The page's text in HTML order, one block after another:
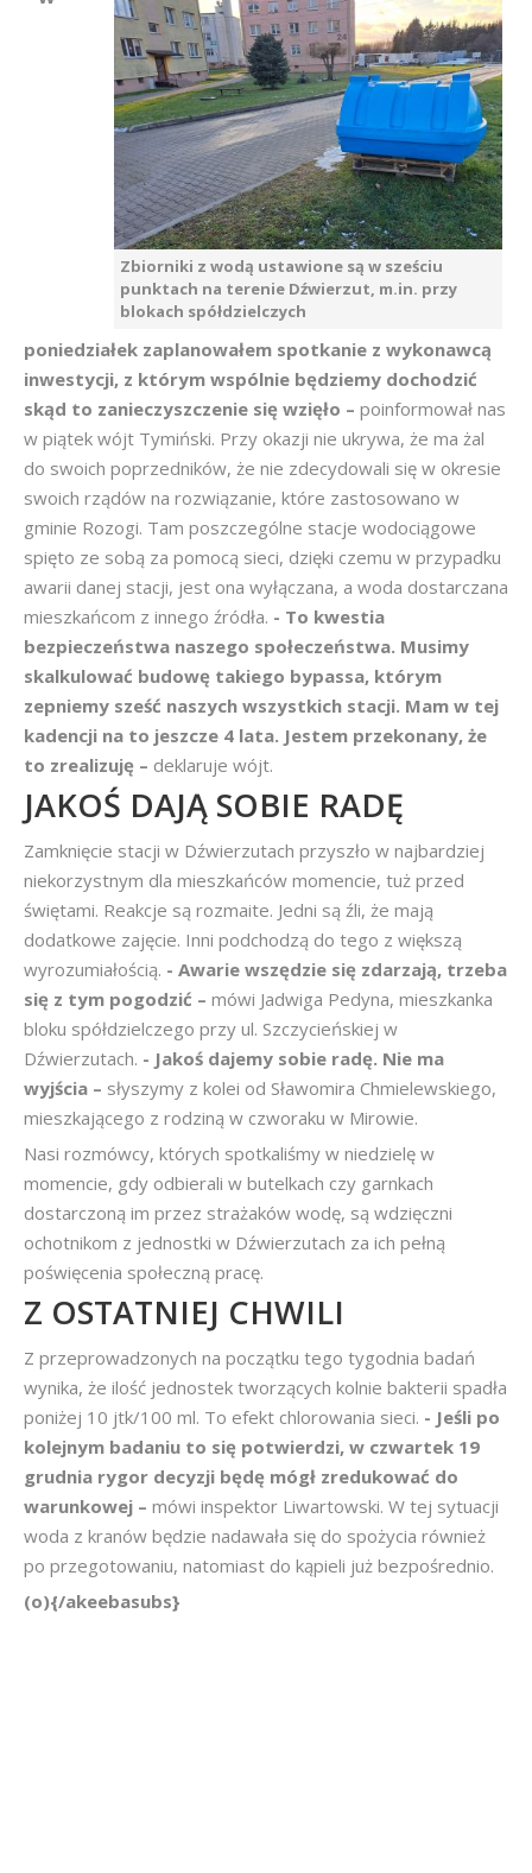
Zbiorniki z wodą ustawione są w sześciu
punktach na terenie Dźwierzut, m.in. przy
blokach spółdzielczych
poniedziałek zaplanowałem spotkanie z wykonawcą
inwestycji, z którym wspólnie będziemy dochodzić
skąd to zanieczyszczenie się wzięło – poinformował nas
w piątek wójt Tymiński. Przy okazji nie ukrywa, że ma żal
do swoich poprzedników, że nie zdecydowali się w okresie
swoich rządów na rozwiązanie, które zastosowano w
gminie Rozogi. Tam poszczególne stacje wodociągowe
spięto ze sobą za pomocą sieci, dzięki czemu w przypadku
awarii danej stacji, jest ona wyłączana, a woda dostarczana
mieszkańcom z innego źródła. - To kwestia
bezpieczeństwa naszego społeczeństwa. Musimy
skalkulować budowę takiego bypassa, którym
zepniemy sześć naszych wszystkich stacji. Mam w tej
kadencji na to jeszcze 4 lata. Jestem przekonany, że
to zrealizuję – deklaruje wójt.
JAKOŚ DAJĄ SOBIE RADĘ
Zamknięcie stacji w Dźwierzutach przyszło w najbardziej
niekorzystnym dla mieszkańców momencie, tuż przed
świętami. Reakcje są rozmaite. Jedni są źli, że mają
dodatkowe zajęcie. Inni podchodzą do tego z większą
wyrozumiałością. - Awarie wszędzie się zdarzają, trzeba
się z tym pogodzić – mówi Jadwiga Pedyna, mieszkanka
bloku spółdzielczego przy ul. Szczycieńskiej w
Dźwierzutach. - Jakoś dajemy sobie radę. Nie ma
wyjścia – słyszymy z kolei od Sławomira Chmielewskiego,
mieszkającego z rodziną w czworaku w Mirowie.
Nasi rozmówcy, których spotkaliśmy w niedzielę w
momencie, gdy odbierali w butelkach czy garnkach
dostarczoną im przez strażaków wodę, są wdzięczni
ochotnikom z jednostki w Dźwierzutach za ich pełną
poświęcenia społeczną pracę.
Z OSTATNIEJ CHWILI
Z przeprowadzonych na początku tego tygodnia badań
wynika, że ilość jednostek tworzących kolnie bakterii spadła
poniżej 10 jtk/100 ml. To efekt chlorowania sieci. - Jeśli po
kolejnym badaniu to się potwierdzi, w czwartek 19
grudnia rygor decyzji będę mógł zredukować do
warunkowej – mówi inspektor Liwartowski. W tej sytuacji
woda z kranów będzie nadawała się do spożycia również
po przegotowaniu, natomiast do kąpieli już bezpośrednio.
(o){/akeebasubs}